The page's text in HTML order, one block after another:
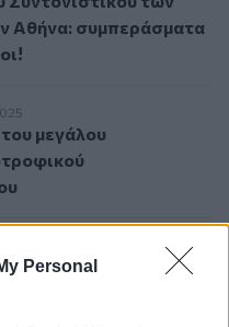
Personal
Αθήνα: συμπεράσματα
μεγάλου
μεγάλου
page